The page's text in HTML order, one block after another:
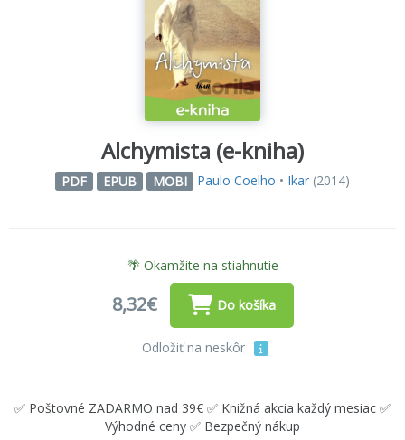
Alchymista (e-kniha)
PDF EPUB MOBI Paulo Coelho • Ikar (2014)
🌴 Okamžite na stiahnutie
8,32€ Do košíka
Odložiť na neskôr
✅ Poštovné ZADARMO nad 39€ ✅ Knižná akcia každý mesiac ✅
Výhodné ceny ✅ Bezpečný nákup